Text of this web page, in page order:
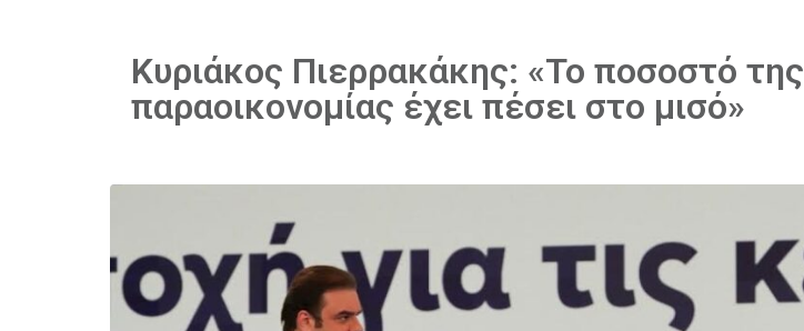
Κυριάκος Πιερρακάκης: «Το ποσοστό της
παραοικονομίας έχει πέσει στο μισό»